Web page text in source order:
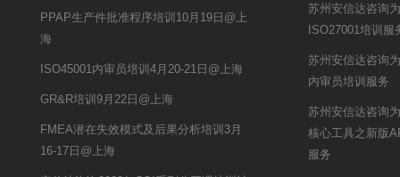
PPAP生产件批准程序培训10月19日@上
海
ISO45001内审员培训4月20-21日@上海
GR&R培训9月22日@上海
FMEA潜在失效模式及后果分析培训3月
16-17日@上海
苏州安信达咨询
ISO27001培训服
苏州安信达咨询
内审员培训服务
苏州安信达咨询
核心工具之新版
服务